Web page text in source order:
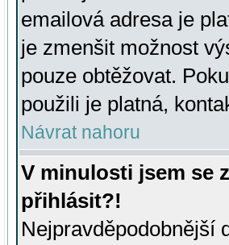
emailová adresa je
je zmenšit možnost
pouze obtěžovat.
použili je platná,
Návrat nahoru
V minulosti jsem se
přihlásit?!
Nejpravděpodobnější